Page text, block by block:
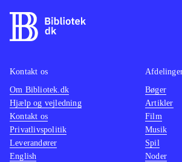
Kontakt os
Om Bibliotek.dk
Hjælp og vejledning
Kontakt os
Privatlivspolitik
Leverandører
English
Bøger
Artikler
Film
Musik
Spil
Noder